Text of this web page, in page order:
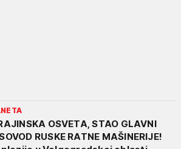
OSVETA, STAO GLAVNI
RUSKE RATNE MAŠINERIJE!